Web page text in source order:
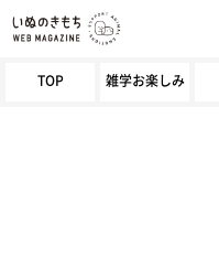
TOP 雑学お楽しみ